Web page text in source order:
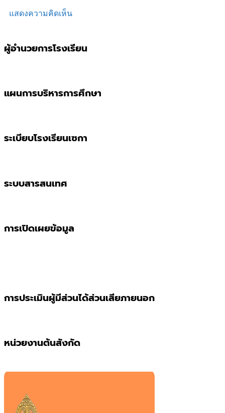
แสดงความคิดเห็น
ผู้อำนวยการโรงเรียน
แผนการบริหารการศึกษา
ระเบียบโรงเรียนเซกา
ระบบสารสนเทศ
การเปิดเผยข้อมูล
การประเมินผู้มีส่วนได้ส่วนเสียภายนอก
หน่วยงานต้นสังกัด